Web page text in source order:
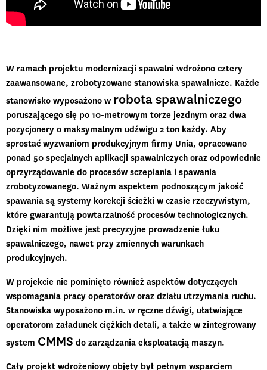
W ramach projektu modernizacji spawalni wdrożono cztery
zaawansowane, zrobotyzowane stanowiska spawalnicze. Każde
stanowisko wyposażono w robota spawalniczego
poruszającego się po 10-metrowym torze jezdnym oraz dwa
pozycjonery o maksymalnym udźwigu 2 ton każdy. Aby
sprostać wyzwaniom produkcyjnym firmy Unia, opracowano
ponad 50 specjalnych aplikacji spawalniczych oraz odpowiednie
oprzyrządowanie do procesów sczepiania i spawania
zrobotyzowanego. Ważnym aspektem podnoszącym jakość
spawania są systemy korekcji ścieżki w czasie rzeczywistym,
które gwarantują powtarzalność procesów technologicznych.
Dzięki nim możliwe jest precyzyjne prowadzenie łuku
spawalniczego, nawet przy zmiennych warunkach
produkcyjnych.
W projekcie nie pominięto również aspektów dotyczących
wspomagania pracy operatorów oraz działu utrzymania ruchu.
Stanowiska wyposażono m.in. w ręczne dźwigi, ułatwiające
operatorom załadunek ciężkich detali, a także w zintegrowany
system CMMS do zarządzania eksploatacją maszyn.
Cały projekt wdrożeniowy objęty był pełnym wsparciem